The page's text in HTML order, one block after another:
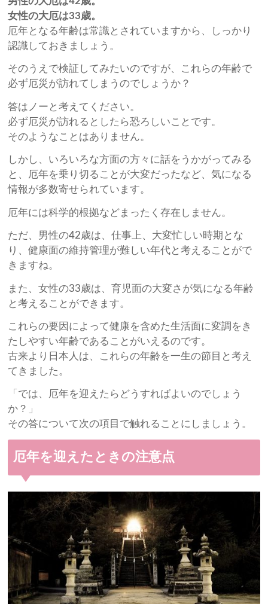
女性の大厄は33歳。
厄年となる年齢は常識とされていますから、しっかり
認識しておきましょう。
そのうえで検証してみたいのですが、これらの年齢で
必ず厄災が訪れてしまうのでしょうか？
答はノーと考えてください。
必ず厄災が訪れるとしたら恐ろしいことです。
そのようなことはありません。
しかし、いろいろな方面の方々に話をうかがってみる
と、厄年を乗り切ることが大変だったなど、気になる
情報が多数寄せられています。
厄年には科学的根拠などまったく存在しません。
ただ、男性の42歳は、仕事上、大変忙しい時期とな
り、健康面の維持管理が難しい年代と考えることがで
きますね。
また、女性の33歳は、育児面の大変さが気になる年齢
と考えることができます。
これらの要因によって健康を含めた生活面に変調をき
たしやすい年齢であることがいえるのです。
古来より日本人は、これらの年齢を一生の節目と考え
てきました。
「では、厄年を迎えたらどうすればよいのでしょう
か？」
その答について次の項目で触れることにしましょう。
厄年を迎えたときの注意点